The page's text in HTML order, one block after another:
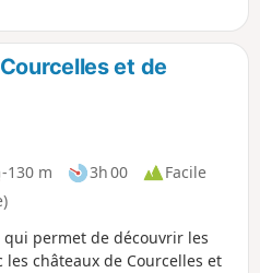
et de
-130 m 3h 00
Facile
permet de découvrir les
châteaux de Courcelles et